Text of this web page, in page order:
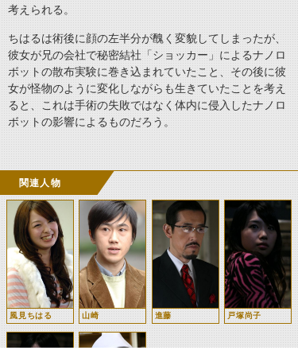
考えられる。
ちはるは術後に顔の左半分が醜く変貌してしまったが、
彼女が兄の会社で秘密結社「ショッカー」によるナノロ
ボットの散布実験に巻き込まれていたこと、その後に彼
女が怪物のように変化しながらも生きていたことを考え
ると、これは手術の失敗ではなく体内に侵入したナノロ
ボットの影響によるものだろう。
関連人物
風見ちはる 山崎 進藤 戸塚尚子